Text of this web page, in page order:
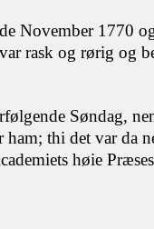
November 1770
rask og rørig og
Søndag,
thi det var da
høie